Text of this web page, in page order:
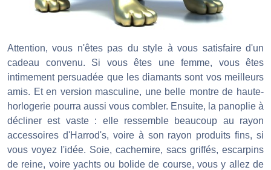
Attention, vous n'êtes pas du style à vous satisfaire d'un
cadeau convenu. Si vous êtes une femme, vous êtes
intimement persuadée que les diamants sont vos meilleurs
amis. Et en version masculine, une belle montre de haute-
horlogerie pourra aussi vous combler. Ensuite, la panoplie à
décliner est vaste : elle ressemble beaucoup au rayon
accessoires d'Harrod's, voire à son rayon produits fins, si
vous voyez l'idée. Soie, cachemire, sacs griffés, escarpins
de reine, voire yachts ou bolide de course, vous y allez de